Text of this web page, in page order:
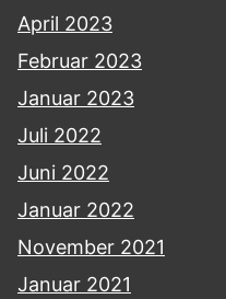
April 2023
Februar 2023
Januar 2023
Juli 2022
Juni 2022
Januar 2022
November 2021
Januar 2021